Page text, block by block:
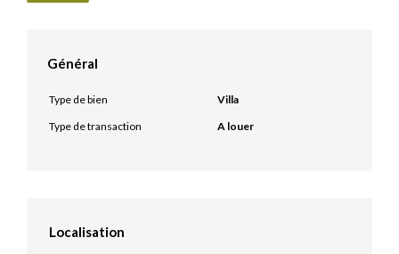
Général
Type de bien
Villa
Type de transaction
A louer
Localisation